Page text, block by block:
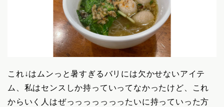
これ↓はムンっと暑すぎるバリには欠かせないアイテ
ム、私はセンスしか持っていってなかったけど、これ
からいく人はぜっっっっっっったいに持っていった方